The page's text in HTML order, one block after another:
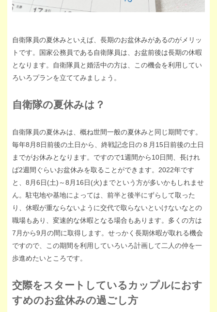
自衛隊員の夏休みといえば、長期のお盆休みがあるのがメリッ
トです。国家公務員である自衛隊員は、お盆前後は長期の休暇
となります。自衛隊員と婚活中の方は、この機会を利用してい
ろいろプランを立ててみましょう。
自衛隊の夏休みは？
自衛隊員の夏休みは、概ね世間一般の夏休みと同じ期間です。
毎年8月8日前後の土日から、終戦記念日の８月15日前後の土日
までがお休みとなります。ですので1週間から10日間、長けれ
ば2週間ぐらいお盆休みを取ることができます。2022年です
と、8月6日(土)～8月16日(火)までという方が多いかもしれませ
ん。駐屯地や基地によっては、前半と後半にずらして取った
り、休暇が重ならないように交代で取らないといけないなとの
職場もあり、変速的な休暇となる場合もあります。多くの方は
7月から9月の間に取得します。せっかく長期休暇が取れる機会
ですので、この期間を利用していろいろ計画して二人の仲を一
歩進めたいところです。
交際をスタートしているカップルにおす
すめのお盆休みの過ごし方